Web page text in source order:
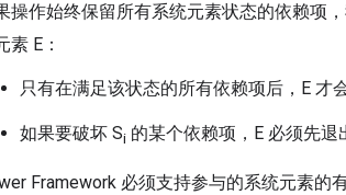
操作始终保留所有系统元素状态的依赖项
素 E：
只有在满足该状态的所有依赖项后，E 才
如果要破坏 Si 的某个依赖项，E 必须先退
Framework 必须支持参与的系统元素的